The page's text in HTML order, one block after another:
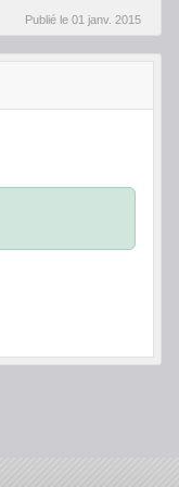
Publié le 01 janv. 2015